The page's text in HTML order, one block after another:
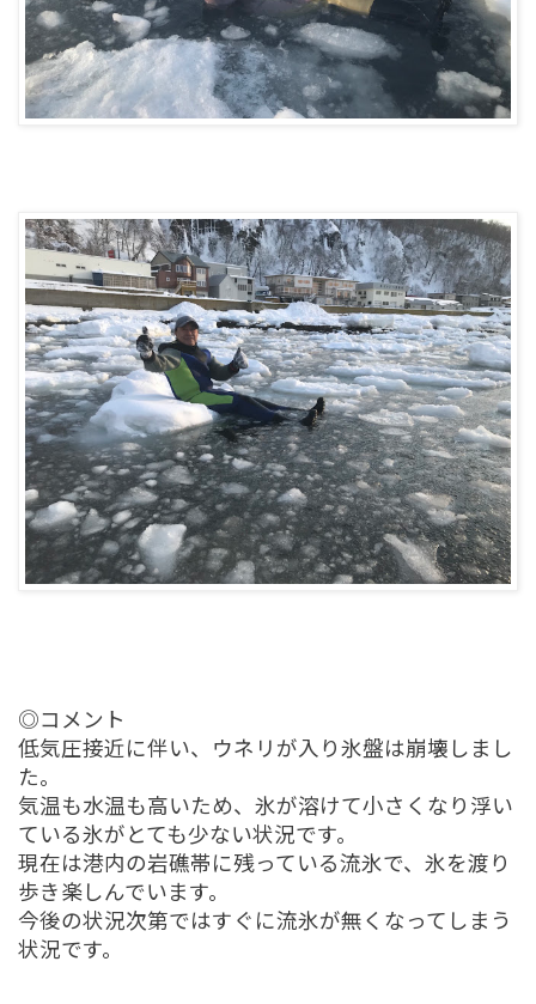
◎コメント
低気圧接近に伴い、ウネリが入り氷盤は崩壊しまし
た。
気温も水温も高いため、氷が溶けて小さくなり浮い
ている氷がとても少ない状況です。
現在は港内の岩礁帯に残っている流氷で、氷を渡り
歩き楽しんでいます。
今後の状況次第ではすぐに流氷が無くなってしまう
状況です。